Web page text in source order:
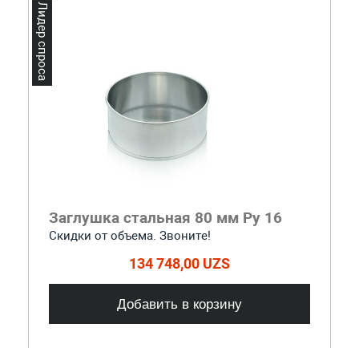
Заглушка стальная 80 мм Ру 16
Скидки от объема. Звоните!
134 748,00 UZS
Добавить в корзину
Лидер спроса